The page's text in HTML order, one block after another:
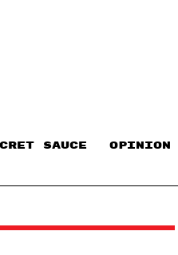
SAUCE​ OPINION